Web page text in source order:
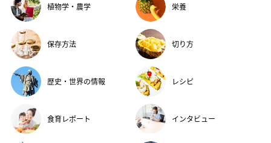
植物学・農学 栄養
保存方法 切り方
歴史・世界の情報 レシピ
食育レポート インタビュー